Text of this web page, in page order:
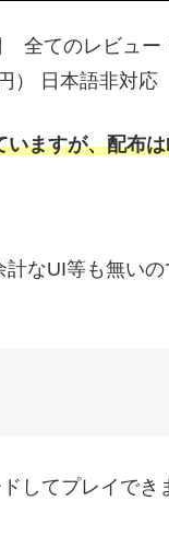
全てのレビュー
） 日本語非対応
ますが、配布
なUI等も無い
してプレイでき